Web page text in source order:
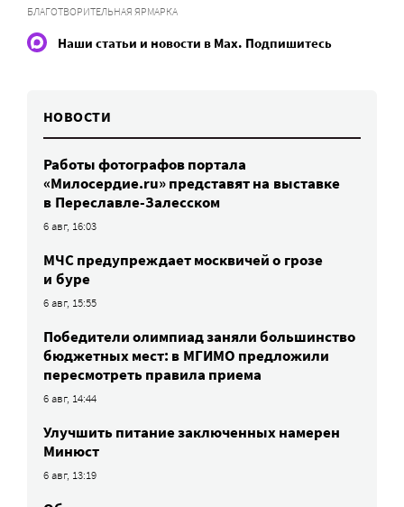
БЛАГОТВОРИТЕЛЬНАЯ ЯРМАРКА
Наши статьи и новости в Max. Подпишитесь
НОВОСТИ
Работы фотографов портала
«Милосердие.ru» представят на выставке
в Переславле-Залесском
6 авг, 16:03
МЧС предупреждает москвичей о грозе
и буре
6 авг, 15:55
Победители олимпиад заняли большинство
бюджетных мест: в МГИМО предложили
пересмотреть правила приема
6 авг, 14:44
Улучшить питание заключенных намерен
Минюст
6 авг, 13:19